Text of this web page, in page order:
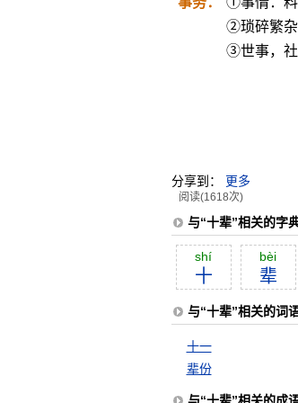
②琐碎繁杂
③世事，社
分享到： 更多
阅读(1618次)
与“十辈”相关的字
shí
十
bèi
辈
与“十辈”相关的词
十一
辈份